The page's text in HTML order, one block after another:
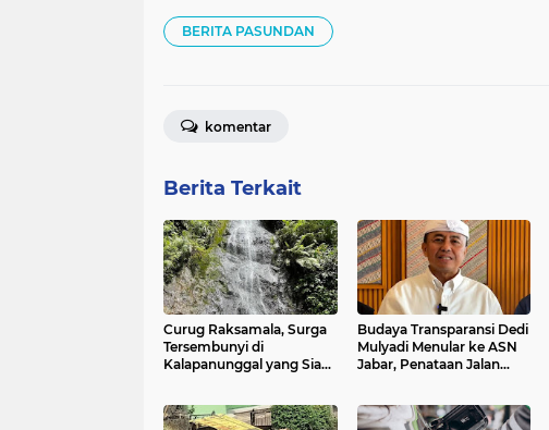
BERITA PASUNDAN
komentar
Berita Terkait
Curug Raksamala, Surga
Tersembunyi di
Kalapanunggal yang Siap
Sukabumi
Budaya Transparansi Dedi
Mulyadi Menular ke ASN
Jabar, Penataan Jalan